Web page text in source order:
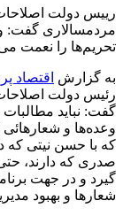
رییس دولت
مردمسالاری گفت:
تحریم‌ها را نعمت
به گزارش اقتصاد
رئیس دولت
گفت: نباید مطالبات
وعده‌ها و
که با حسن نیتی که
صدری که دارند، حتی
گیرد و در جهت
شعار‌ها و بهبود